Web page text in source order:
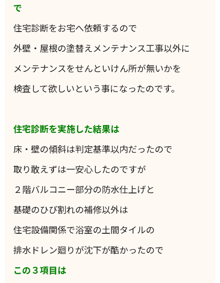
で
住宅診断をお宅へ依頼するので
外壁・屋根の塗替えメンテナンス工事以外に
メンテナンスをせんといけん所が無いかを
検査して欲しいという事になったのです。
住宅診断を実施した結果は
床・壁の傾斜は判定基準以内だったので
取り敢えずは一安心したのですが
２階バルコニー部分の防水仕上げと
基礎のひび割れの補修以外は
住宅設備関係で浴室の土間タイルの
排水ドレン廻りが沈下が酷かったので
この３項目は